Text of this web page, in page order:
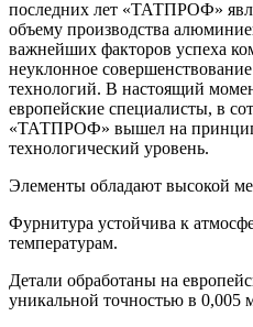
последних лет «ТАТПРОФ»
объему производства
важнейших факторов успеха
неуклонное
технологий. В настоящий
европейские специалисты, в
«ТАТПРОФ» вышел на
технологический уровень.
Элементы обладают высокой
Фурнитура устойчива к
температурам.
Детали обработаны на
уникальной точностью в 0,005